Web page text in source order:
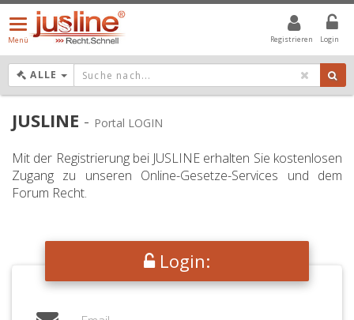
Registrieren Login
Menü
öffnen/schließen
Menü
ALLE DROPDOWN: GEWÄHLTER WERT IST ALLE
JUSLINE - Portal LOGIN
Mit der Registrierung bei JUSLINE erhalten Sie kostenlosen
Zugang zu unseren Online-Gesetze-Services und dem
Forum Recht.
Login: